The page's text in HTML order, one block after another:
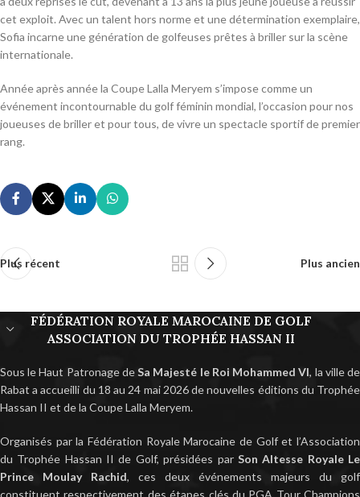
cet exploit. Avec un talent hors norme et une détermination exemplaire,
Sofia incarne une génération de golfeuses prêtes à briller sur la scène
internationale.
Année après année la Coupe Lalla Meryem s’impose comme un
événement incontournable du golf féminin mondial, l’occasion pour nos
joueuses de briller et pour tous, de vivre un spectacle sportif de premier
rang.
Plus récent Plus ancien
FÉDÉRATION ROYALE MAROCAINE DE GOLF
ASSOCIATION DU TROPHÉE HASSAN II
Sous le Haut Patronage deSa Majesté le Roi Mohammed VI, la ville de
Rabat a accueilli du 18 au 24 mai 2026 de nouvelles éditions du Trophée
Hassan II et de la Coupe Lalla Meryem.
Organisés par la Fédération Royale Marocaine de Golf et l’Association
du Trophée Hassan II de Golf, présidées par Son Altesse Royale Le
Prince Moulay Rachid, ces deux événements majeurs du golf
constituent respectivement des étapes clés du PGA Tour Champions